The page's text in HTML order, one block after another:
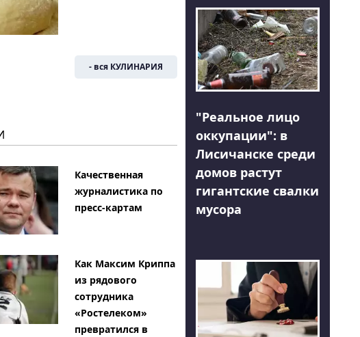
- вся КУЛИНАРИЯ
Качественная
журналистика по
пресс-картам
Как Максим Криппа
из рядового
сотрудника
«Ростелеком»
превратился в
"Реальное лицо
оккупации": в
Лисичанске среди
домов растут
гигантские свалки
мусора